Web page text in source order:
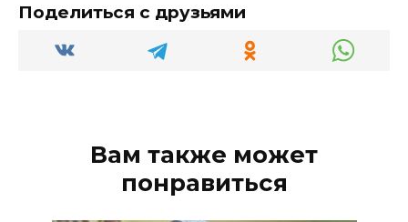
Поделиться с друзьями
Вам также может
понравиться